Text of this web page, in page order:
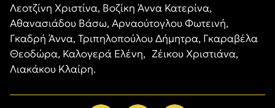
Λεοτζίνη Χριστίνα, Βοζίκη Άννα Κατερίνα,
Αθανασιάδου Βάσω, Αρναούτογλου Φωτεινή,
Γκαδρή Άννα, Τριπηλοπούλου Δήμητρα, Γκαραβέλα
Θεοδώρα, Καλογερά Ελένη, Ζέικου Χριστιάνα,
Λιακάκου Κλαίρη.